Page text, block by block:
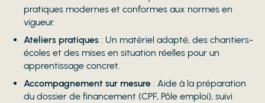
pratiques modernes et conformes aux normes en
vigueur.
Ateliers pratiques : Un matériel adapté, des chantiers-
écoles et des mises en situation réelles pour un
apprentissage concret.
Accompagnement sur mesure : Aide à la préparation
du dossier de financement (CPF, Pôle emploi), suivi